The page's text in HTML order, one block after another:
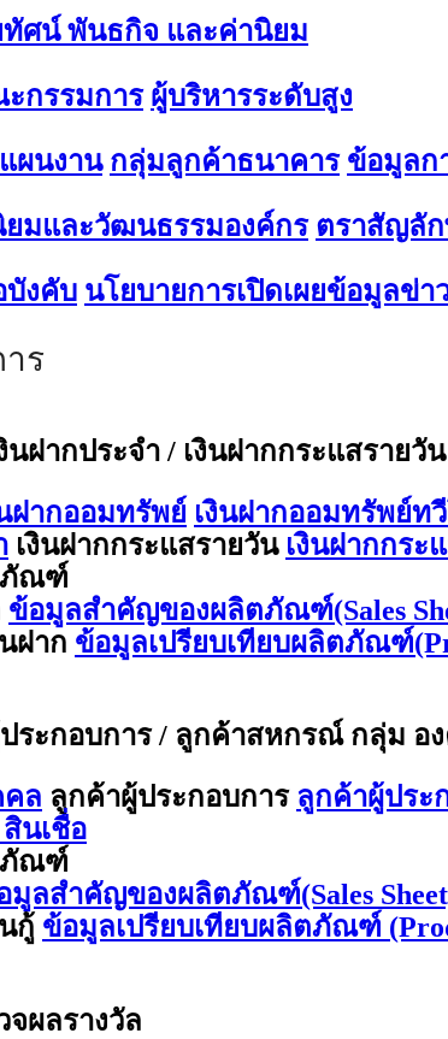
ศน์ พันธกิจ และค่านิยม
กรรมการ ผู้บริหารระดับสูง
ผนงาน กลุ่มลูกค้าธนาคาร ข้อมูลก
ยมและวัฒนธรรมองค์กร ตราสัญลั
บังคับ นโยบายการเปิดเผยข้อมูลข่า
ร
นฝากประจำ / เงินฝากกระแสรายวัน
ฝากออมทรัพย์ เงินฝากออมทรัพย์ท
เงินฝากกระแสรายวัน เงินฝากกระ
ภัณฑ์
ข้อมูลสำคัญของผลิตภัณฑ์(Sales
ฝาก ข้อมูลเปรียบเทียบผลิตภัณฑ์
ระกอบการ / ลูกค้าสหกรณ์ กลุ่ม อ
ล ลูกค้าผู้ประกอบการ ลูกค้าผู้ประ
นเชื่อ
ภัณฑ์
มูลสำคัญของผลิตภัณฑ์(Sales
กู้ ข้อมูลเปรียบเทียบผลิตภัณฑ์
ผลรางวัล